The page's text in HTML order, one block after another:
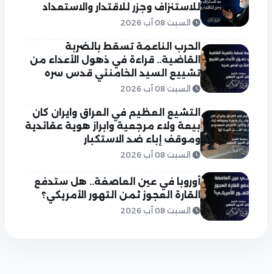
للاستنزاف وجزر للاقتدار والاستعداد
السبت 08 آب 2026
الحرب الناعمة تسقط بالضربة
القاضية.. قراءة في ذهول الأعداء من
تشييع السيد الخامنئي قدس سره
السبت 08 آب 2026
التشيع العظيم في العراق وايران كان
بيعة ولاء مرجعية وابراز هوية عقائدية
وموقف إباء ضد الاستكبار
السبت 08 آب 2026
أوروبا في عين العاصفة.. هل ستدفع
القارة العجوز ثمن التهور الأمريكي؟
السبت 08 آب 2026